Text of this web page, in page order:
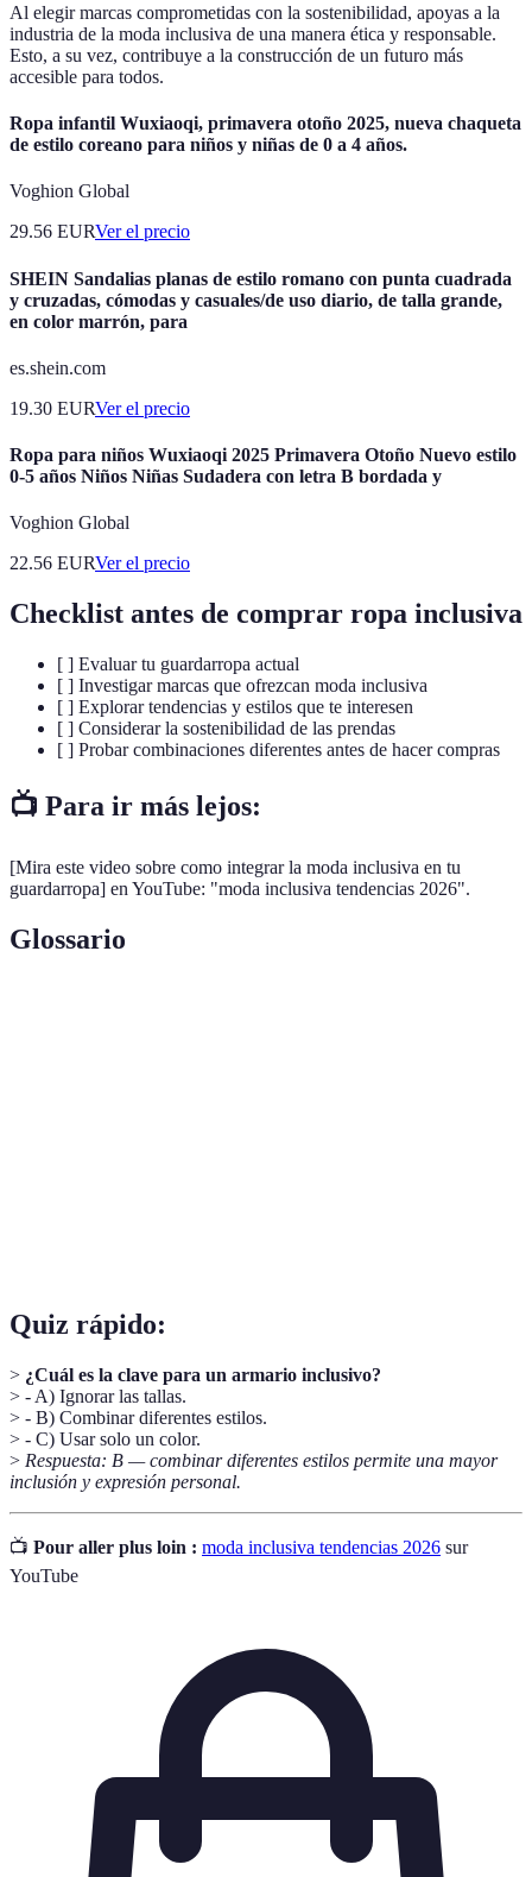
Al elegir marcas comprometidas con la sostenibilidad, apoyas a la
industria de la moda inclusiva de una manera ética y responsable.
Esto, a su vez, contribuye a la construcción de un futuro más
accesible para todos.
Ropa infantil Wuxiaoqi, primavera otoño 2025, nueva chaqueta
de estilo coreano para niños y niñas de 0 a 4 años.
Voghion Global
29.56 EURVer el precio
SHEIN Sandalias planas de estilo romano con punta cuadrada
y cruzadas, cómodas y casuales/de uso diario, de talla grande,
en color marrón, para
es.shein.com
19.30 EURVer el precio
Ropa para niños Wuxiaoqi 2025 Primavera Otoño Nuevo estilo
0-5 años Niños Niñas Sudadera con letra B bordada y
Voghion Global
22.56 EURVer el precio
Checklist antes de comprar ropa inclusiva
[ ] Evaluar tu guardarropa actual
[ ] Investigar marcas que ofrezcan moda inclusiva
[ ] Explorar tendencias y estilos que te interesen
[ ] Considerar la sostenibilidad de las prendas
[ ] Probar combinaciones diferentes antes de hacer compras
📺 Para ir más lejos:
[Mira este video sobre como integrar la moda inclusiva en tu
guardarropa] en YouTube: "moda inclusiva tendencias 2026".
Glossario
Quiz rápido:
> ¿Cuál es la clave para un armario inclusivo?
> - A) Ignorar las tallas.
> - B) Combinar diferentes estilos.
> - C) Usar solo un color.
> Respuesta: B — combinar diferentes estilos permite una mayor
inclusión y expresión personal.
📺 Pour aller plus loin : moda inclusiva tendencias 2026 sur
YouTube